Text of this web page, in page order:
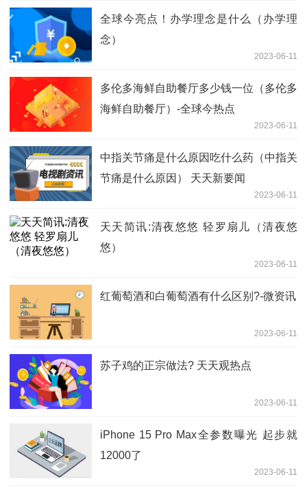
全球今亮点！办学理念是什么（办学理
念）
2023-06-11
多伦多海鲜自助餐厅多少钱一位（多伦多
海鲜自助餐厅）-全球今热点
2023-06-11
中指关节痛是什么原因吃什么药（中指关
节痛是什么原因） 天天新要闻
2023-06-11
天天简讯:清夜悠悠 轻罗扇儿（清夜悠
悠）
2023-06-11
红葡萄酒和白葡萄酒有什么区别?-微资讯
2023-06-11
苏子鸡的正宗做法? 天天观热点
2023-06-11
iPhone 15 Pro Max全参数曝光 起步就
12000了
2023-06-11